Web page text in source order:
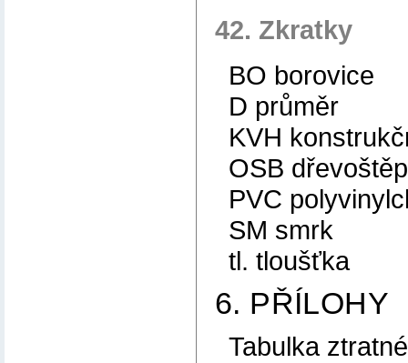
42. Zkratky
BO borovice
D průměr
KVH
OSB
PVC
SM smrk
tl. tloušťka
6. PŘÍLOHY
Tabulka